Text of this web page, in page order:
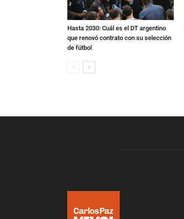
Hasta 2030: Cuál es el DT argentino
que renovó contrato con su selección
de fútbol